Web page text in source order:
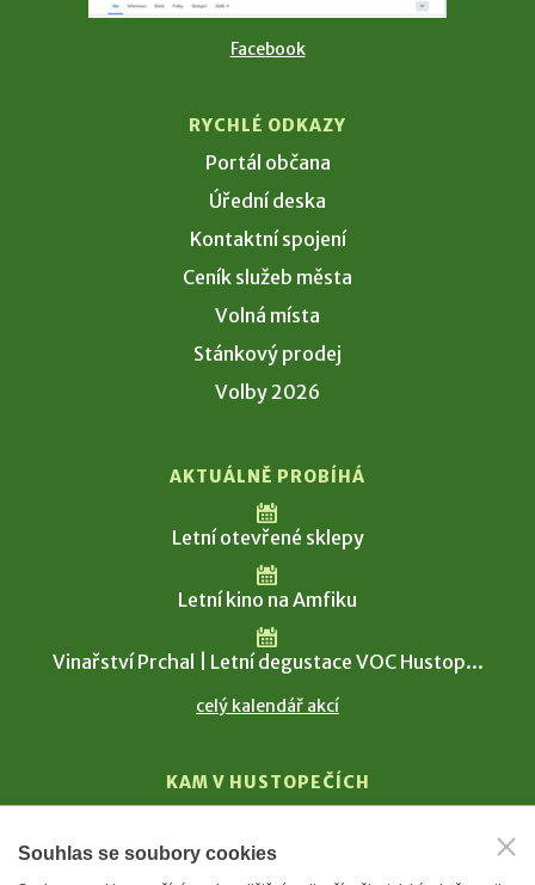
Facebook
RYCHLÉ ODKAZY
Portál občana
Úřední deska
Kontaktní spojení
Ceník služeb města
Volná místa
Stánkový prodej
Volby 2026
AKTUÁLNĚ PROBÍHÁ
Letní otevřené sklepy
Letní kino na Amfiku
Vinařství Prchal | Letní degustace VOC Hustop...
celý kalendář akcí
KAM V HUSTOPEČÍCH
T. G. Masaryk
Souhlas se soubory cookies